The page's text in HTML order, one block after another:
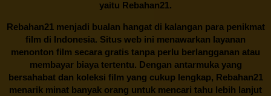
yaitu Rebahan21.
Rebahan21menjadi bualan hangat di kalangan para penikmat
film di Indonesia. Situs web ini menawarkan layanan
menonton film secara gratis tanpa perlu berlangganan atau
membayar biaya tertentu. Dengan antarmuka yang
bersahabat dan koleksi film yang cukup lengkap, Rebahan21
menarik minat banyak orang untuk mencari tahu lebih lanjut